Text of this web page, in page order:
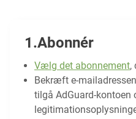
Abonnér
Vælg det abonnement,
Bekræft e-
tilgå AdGuard-kontoen